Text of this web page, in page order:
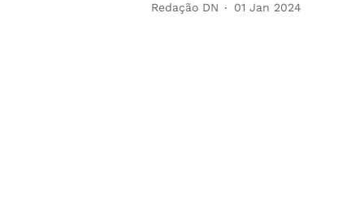
Redação DN 01 Jan 2024